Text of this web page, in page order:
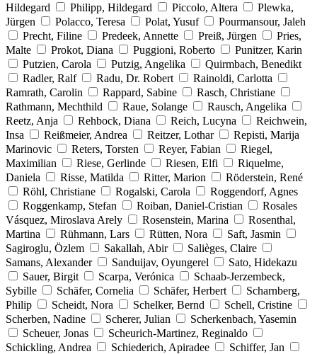
Hildegard
Philipp, Hildegard Piccolo, Altera
Plewka,
Jürgen
Polacco, Teresa Polat, Yusuf
Pourmansour, Jaleh
Precht, Filine
Predeek, Annette Preiß, Jürgen
Pries,
Malte
Prokot, Diana Puggioni, Roberto
Punitzer, Karin
Putzien, Carola
Putzig, Angelika
Quirmbach, Benedikt
Radler, Ralf
Radu, Dr. Robert
Rainoldi, Carlotta
Ramrath, Carolin
Rappard, Sabine
Rasch, Christiane
Rathmann, Mechthild
Raue, Solange
Rausch, Angelika
Reetz, Anja
Rehbock, Diana Reich, Lucyna
Reichwein,
Insa
Reißmeier, Andrea Reitzer, Lothar
Repisti, Marija
Marinovic
Reters, Torsten Reyer, Fabian
Riegel,
Maximilian
Riese, Gerlinde Riesen, Elfi
Riquelme,
Daniela
Risse, Matilda Ritter, Marion
Röderstein, René
Röhl, Christiane
Rogalski, Carola
Roggendorf, Agnes
Roggenkamp, Stefan
Roiban, Daniel-Cristian
Rosales
Vásquez, Miroslava Arely
Rosenstein, Marina
Rosenthal,
Martina
Rühmann, Lars Rütten, Nora
Saft, Jasmin
Sagiroglu, Özlem
Sakallah, Abir
Salièges, Claire
Samans, Alexander
Sanduijav, Oyungerel
Sato, Hidekazu
Sauer, Birgit
Scarpa, Verónica
Schaab-Jerzembeck,
Sybille
Schäfer, Cornelia Schäfer, Herbert
Scharnberg,
Philip
Scheidt, Nora Schelker, Bernd
Schell, Cristine
Scherben, Nadine
Scherer, Julian
Scherkenbach, Yasemin
Scheuer, Jonas
Scheurich-Martinez, Reginaldo
Schickling, Andrea
Schiederich, Apiradee
Schiffer, Jan